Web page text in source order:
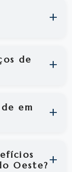
de
do Oeste?